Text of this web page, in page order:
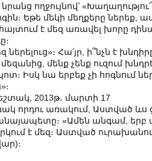
ողջույնով՝
Եթե մեկի մեղքերը ներեք,
է մեզ առավել խորը
Հա՛յր, ի՞նչն է
մենք չենք ուզում
Իսկ նա երբեք չի հոգնում
2013թ․ մարտի 17
որդու առակում, Աստված ևս
«Ամեն անգամ, երբ
է մեզ։ Աստված